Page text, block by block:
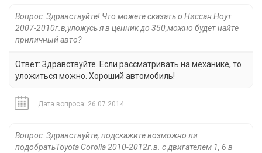
Вопрос: Здравствуйте! Что можете сказать о Ниссан Ноут
2007-2010г.в,уложусь я в ценник до 350,можно будет найте
приличный авто?
Ответ: Здравствуйте. Если рассматривать на механике, то
уложиться можно. Хороший автомобиль!
Дата вопроса: 26.07.2014
Вопрос: Здравствуйте, подскажите возможно ли
подобратьToyota Corolla 2010-2012г.в. с двигателем 1, 6 в